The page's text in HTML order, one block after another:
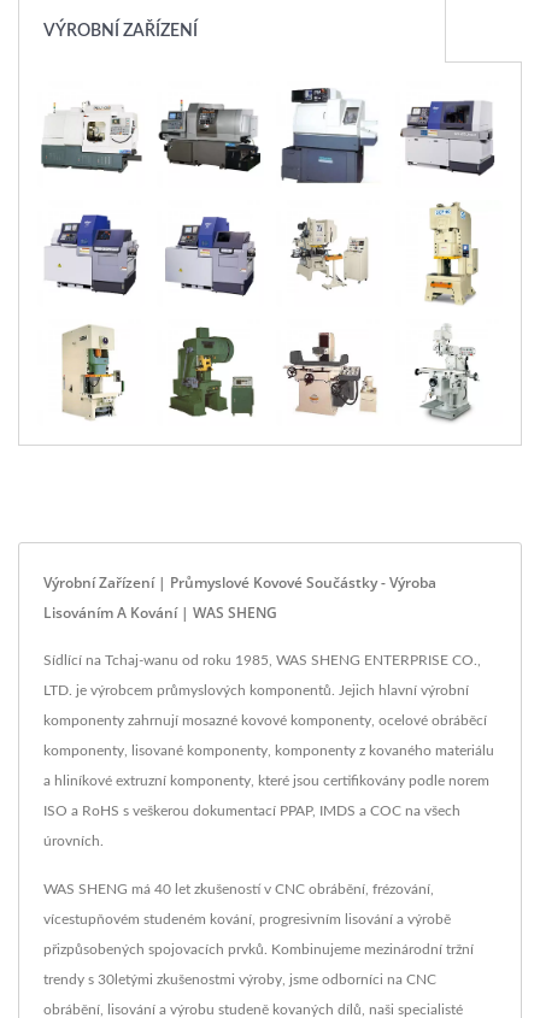
VÝROBNÍ ZAŘÍZENÍ
Výrobní Zařízení | Průmyslové Kovové Součástky - Výroba
Lisováním A Kování | WAS SHENG
Sídlící na Tchaj-wanu od roku 1985, WAS SHENG ENTERPRISE CO.,
LTD. je výrobcem průmyslových komponentů. Jejich hlavní výrobní
komponenty zahrnují mosazné kovové komponenty, ocelové obráběcí
komponenty, lisované komponenty, komponenty z kovaného materiálu
a hliníkové extruzní komponenty, které jsou certifikovány podle norem
ISO a RoHS s veškerou dokumentací PPAP, IMDS a COC na všech
úrovních.
WAS SHENG má 40 let zkušeností v CNC obrábění, frézování,
vícestupňovém studeném kování, progresivním lisování a výrobě
přizpůsobených spojovacích prvků. Kombinujeme mezinárodní tržní
trendy s 30letými zkušenostmi výroby, jsme odborníci na CNC
obrábění, lisování a výrobu studeně kovaných dílů, naši specialisté